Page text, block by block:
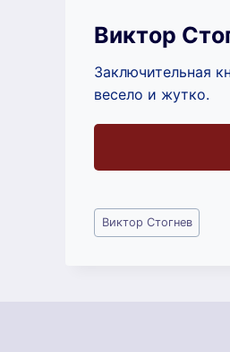
Виктор
Заключительная
весело и жутко.
Метки
записи:
Виктор Стогнев